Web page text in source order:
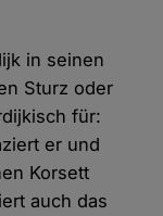
in seinen
Sturz oder
für:
er und
Korsett
auch das